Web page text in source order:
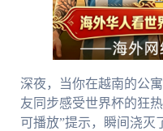
深夜，当你在越南的公
友同步感受世界杯的狂
可播放”提示，瞬间浇灭